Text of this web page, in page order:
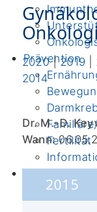
Prävention
Fertilität
Institute
2020|2019
2014
Dr. M.-D.
Wann:
2015